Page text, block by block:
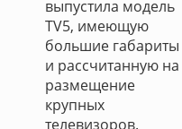
выпустила модель
TV5, имеющую
большие габариты
и рассчитанную на
размещение
крупных
телевизоров.